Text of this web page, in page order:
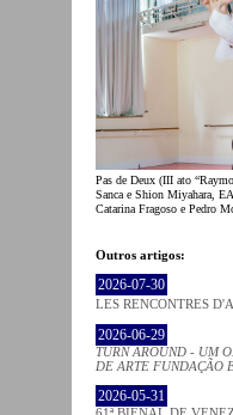
Pas de Deux (III ato
Sanca e Shion Miyahara,
Catarina Fragoso e Pedro
Outros artigos:
2026-07-30
LES RENCONTRES
2026-06-29
TURN AROUND - UM
DE ARTE FUNDAÇÃO
2026-05-31